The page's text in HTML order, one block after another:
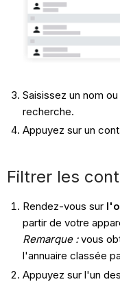
Saisissez un nom
recherche.
Appuyez sur un
Filtrer les
Rendez-vous sur
partir de votre
Remarque :vous
l'annuaire classée
Appuyez sur l'un